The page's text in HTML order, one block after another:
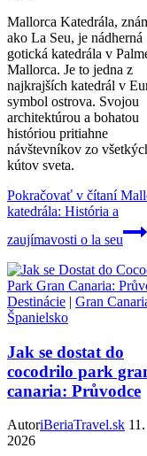
Mallorca Katedrála,
ako La Seu, je nádherná
gotická katedrála v
Mallorca. Je to jedna z
najkrajších katedrál v
symbol ostrova. Svojou
architektúrou a bohatou
históriou pritiahne
návštevníkov zo
kútov sveta.
Pokračovať v čítaní
katedrála: História a
zaujímavosti o la seu
Destinácie | Gran
Španielsko
Jak se dostat do
cocodrilo park
canaria: Průvodce
AutoriBeriaTravel.sk
2026